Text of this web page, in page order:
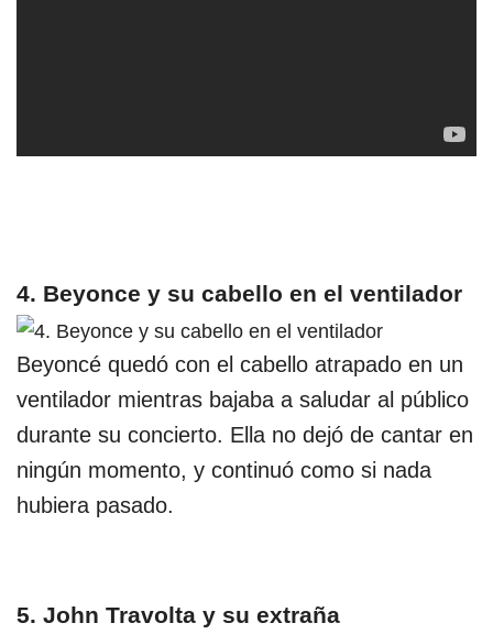
4. Beyonce y su cabello en el ventilador
Beyoncé quedó con el cabello atrapado en un
ventilador mientras bajaba a saludar al público
durante su concierto. Ella no dejó de cantar en
ningún momento, y continuó como si nada
hubiera pasado.
5. John Travolta y su extraña